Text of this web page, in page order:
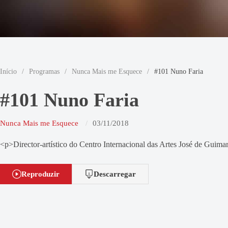
Início / Programas / Nunca Mais me Esquece / #101 Nuno Faria
#101 Nuno Faria
Nunca Mais me Esquece 03/11/2018
<p>Director-artístico do Centro Internacional das Artes José de
Reproduzir Descarregar